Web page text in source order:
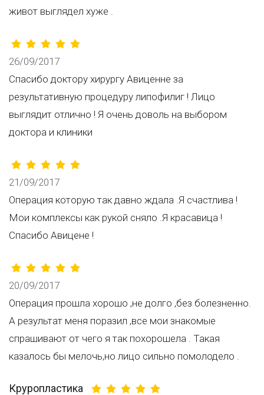
живот выглядел хуже .
26/09/2017
Спасибо доктору хирургу Авиценне за
результативную процедуру липофилиг ! Лицо
выглядит отлично ! Я очень доволь на выбором
доктора и клиники
21/09/2017
Операция которую так давно ждала .Я счастлива !
Мои комплексы как рукой сняло .Я красавица !
Спасибо Авицене !
20/09/2017
Операция прошла хорошо ,не долго ,без болезненно.
А результат меня поразил ,все мои знакомые
спрашивают от чего я так похорошела . Такая
казалось бы мелочь,но лицо сильно помолодело .
Круропластика